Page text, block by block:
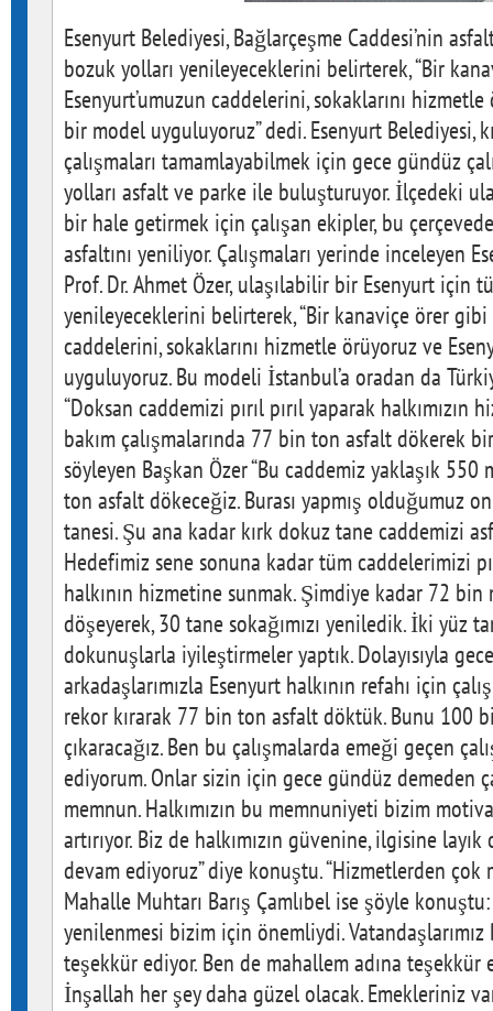
Esenyurt Belediyesi, Bağlarçeşme Caddesi’nin
bozuk yolları yenileyeceklerini belirterek, “Bir
Esenyurt’umuzun caddelerini, sokaklarını
bir model uyguluyoruz” dedi. Esenyurt Belediyesi,
çalışmaları tamamlayabilmek için gece gündüz
yolları asfalt ve parke ile buluşturuyor. İlçedeki
bir hale getirmek için çalışan ekipler, bu
asfaltını yeniliyor. Çalışmaları yerinde inceleyen
Prof. Dr. Ahmet Özer, ulaşılabilir bir Esenyurt için
yenileyeceklerini belirterek, “Bir kanaviçe örer gibi
caddelerini, sokaklarını hizmetle örüyoruz ve
uyguluyoruz. Bu modeli İstanbul’a oradan da
“Doksan caddemizi pırıl pırıl yaparak halkımızın
bakım çalışmalarında 77 bin ton asfalt dökerek
söyleyen Başkan Özer “Bu caddemiz yaklaşık
ton asfalt dökeceğiz. Burası yapmış olduğumuz
tanesi. Şu ana kadar kırk dokuz tane caddemizi
Hedefimiz sene sonuna kadar tüm caddelerimizi
halkının hizmetine sunmak. Şimdiye kadar 72
döşeyerek, 30 tane sokağımızı yeniledik. İki yüz
dokunuşlarla iyileştirmeler yaptık. Dolayısıyla
arkadaşlarımızla Esenyurt halkının refahı için
rekor kırarak 77 bin ton asfalt döktük. Bunu 100
çıkaracağız. Ben bu çalışmalarda emeği geçen
ediyorum. Onlar sizin için gece gündüz demeden
memnun. Halkımızın bu memnuniyeti bizim
artırıyor. Biz de halkımızın güvenine, ilgisine
devam ediyoruz” diye konuştu. “Hizmetlerden çok
Mahalle Muhtarı Barış Çamlıbel ise şöyle konuştu:
yenilenmesi bizim için önemliydi. Vatandaşlarımız
teşekkür ediyor. Ben de mahallem adına teşekkür
İnşallah her şey daha güzel olacak. Emekleriniz